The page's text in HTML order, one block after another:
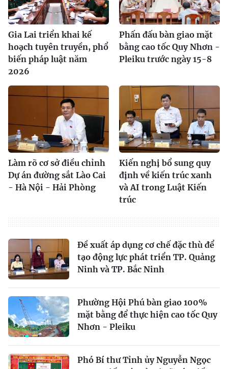
Gia Lai triển khai kế
hoạch tuyên truyền, phổ
biến pháp luật năm
2026
Phấn đấu bàn giao mặt
bằng cao tốc Quy Nhơn -
Pleiku trước ngày 15-8
Làm rõ cơ sở điều chỉnh
Dự án đường sắt Lào Cai
- Hà Nội - Hải Phòng
Kiến nghị bổ sung quy
định về kiến trúc xanh
và AI trong Luật Kiến
trúc
Đề xuất áp dụng cơ chế đặc thù để
tạo động lực phát triển TP. Quảng
Ninh và TP. Bắc Ninh
Phường Hội Phú bàn giao 100%
mặt bằng để thực hiện cao tốc Quy
Nhơn - Pleiku
Phó Bí thư Tỉnh ủy Nguyễn Ngọc